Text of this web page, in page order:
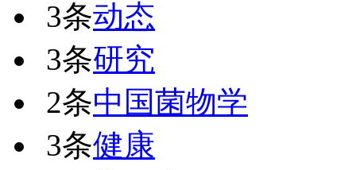
3条动态
3条研究
2条中国菌物学
3条健康